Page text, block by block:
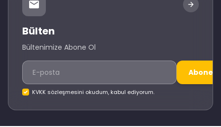
Bülten
Bültenimize Abone Ol
Abone
KVKK sözleşmesini okudum, kabul ediyorum.